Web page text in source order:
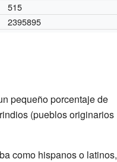
515
2395895
pequeño porcentaje de
(pueblos originarios
como hispanos o latinos,